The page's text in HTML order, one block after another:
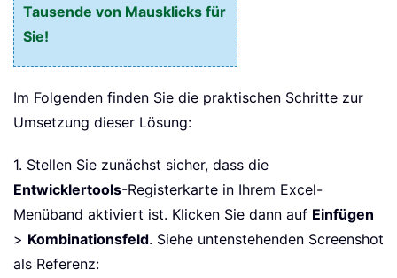
Tausende von Mausklicks für
Sie!
Im Folgenden finden Sie die praktischen Schritte zur
Umsetzung dieser Lösung:
1. Stellen Sie zunächst sicher, dass die
Entwicklertools-Registerkarte in Ihrem Excel-
Menüband aktiviert ist. Klicken Sie dann auf Einfügen
> Kombinationsfeld. Siehe untenstehenden Screenshot
als Referenz: